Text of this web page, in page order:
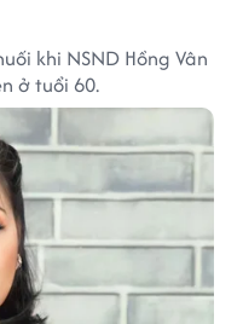
khi NSND Hồng Vân
ở tuổi 60.